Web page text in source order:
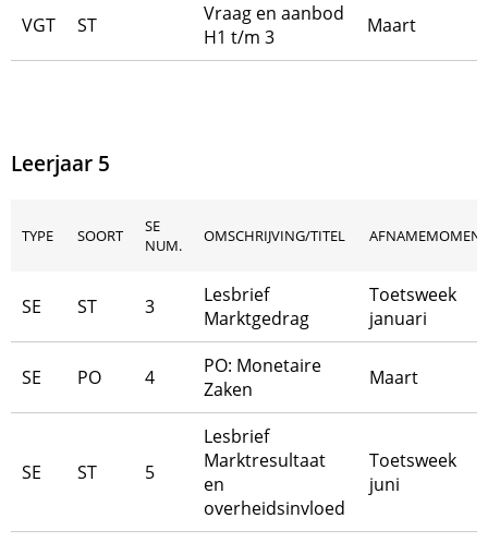
VGT ST
Vraag en aanbod
H1 t/m 3
Maart
Leerjaar 5
TYPE SOORT
SE
NUM.
OMSCHRIJVING/TITEL AFNAMEMOMENT
SE ST 3
Lesbrief
Marktgedrag
Toetsweek
januari
SE PO 4
PO: Monetaire
Zaken
Maart
SE ST 5
Lesbrief
Marktresultaat
en
overheidsinvloed
Toetsweek
juni